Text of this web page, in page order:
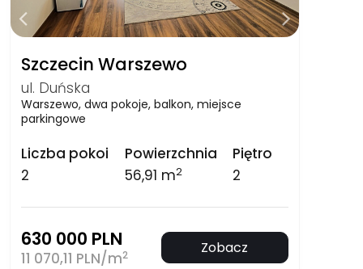
Szczecin Warszewo
ul. Duńska
Warszewo, dwa pokoje, balkon, miejsce
parkingowe
Liczba pokoi
2
Powierzchnia
56,91 m2
Piętro
2
630 000 PLN
11 070,11 PLN/m2 Zobacz